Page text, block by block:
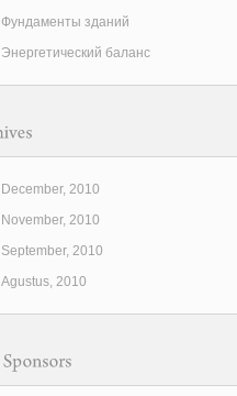
Фундаменты зданий
Энергетический баланс
December, 2010
November, 2010
September, 2010
Agustus, 2010